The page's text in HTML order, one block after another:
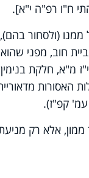
ח"ו רפ"ה י"א].
(ולסחור בהם),
חוב, מפני שהוא
מ"א, חלקת בנימין
האסורות
עמ' קפ"ז).
ממון, אלא רק